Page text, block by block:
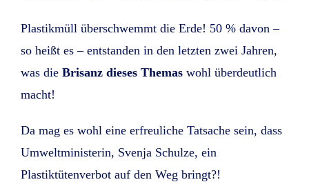
Plastikmüll überschwemmt die Erde! 50 % davon –
so heißt es – entstanden in den letzten zwei Jahren,
was die Brisanz dieses Themas wohl überdeutlich
macht!
Da mag es wohl eine erfreuliche Tatsache sein, dass
Umweltministerin, Svenja Schulze, ein
Plastiktütenverbot auf den Weg bringt?!